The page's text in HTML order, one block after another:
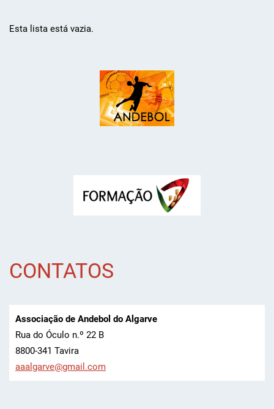
Esta lista está vazia.
CONTATOS
Associação de Andebol do Algarve
Rua do Óculo n.º 22 B
8800-341 Tavira
aaalgarve@gmail.com